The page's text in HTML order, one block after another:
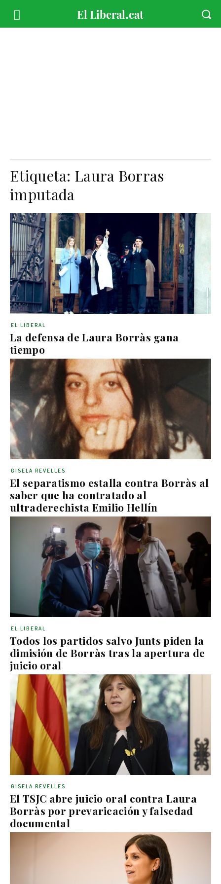
Etiqueta: Laura Borras
imputada
La defensa de Laura Borràs gana
tiempo
EL LIBERAL
El separatismo estalla contra Borràs al
saber que ha contratado al
ultraderechista Emilio Hellín
GISELA REVELLES
Todos los partidos salvo Junts piden la
dimisión de Borràs tras la apertura de
juicio oral
EL LIBERAL
El TSJC abre juicio oral contra Laura
Borràs por prevaricación y falsedad
documental
GISELA REVELLES